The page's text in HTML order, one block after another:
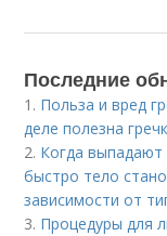
Последние
1. Польза и вред
деле полезна
2. Когда выпадают
быстро тело
зависимости от
3. Процедуры для